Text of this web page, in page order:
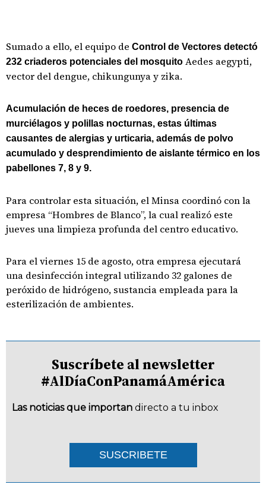
Sumado a ello, el equipo de Control de Vectores detectó
232 criaderos potenciales del mosquito Aedes aegypti,
vector del dengue, chikungunya y zika.
Acumulación de heces de roedores, presencia de
murciélagos y polillas nocturnas, estas últimas
causantes de alergias y urticaria, además de polvo
acumulado y desprendimiento de aislante térmico en los
pabellones 7, 8 y 9.
Para controlar esta situación, el Minsa coordinó con la
empresa “Hombres de Blanco”, la cual realizó este
jueves una limpieza profunda del centro educativo.
Para el viernes 15 de agosto, otra empresa ejecutará
una desinfección integral utilizando 32 galones de
peróxido de hidrógeno, sustancia empleada para la
esterilización de ambientes.
Suscríbete al newsletter
#AlDíaConPanamáAmérica
Las noticias que importan directo a tu inbox
SUSCRIBETE